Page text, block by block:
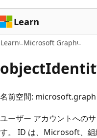
キ
ッ
プ
Learn
Learn Microsoft Graph
名前空間: microsoft.graph
ユーザー アカウントへの
す。 ID は、Microsoft、組